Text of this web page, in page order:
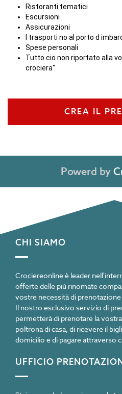
Ristoranti tematici
Escursioni
Assicurazioni
I trasporti no al porto d
Spese personali
Tutto cio non riportato alla
crociera"
CREA IL
Powerd by
CHI SIAMO
Crociereonline è leader
offerte delle più rinomate
vostre necessità di
Il nostro esclusivo servizio di
permetterà di prenotare la
poltrona di casa, di ricevere il
domicilio e di pagare attraverso
UFFICIO